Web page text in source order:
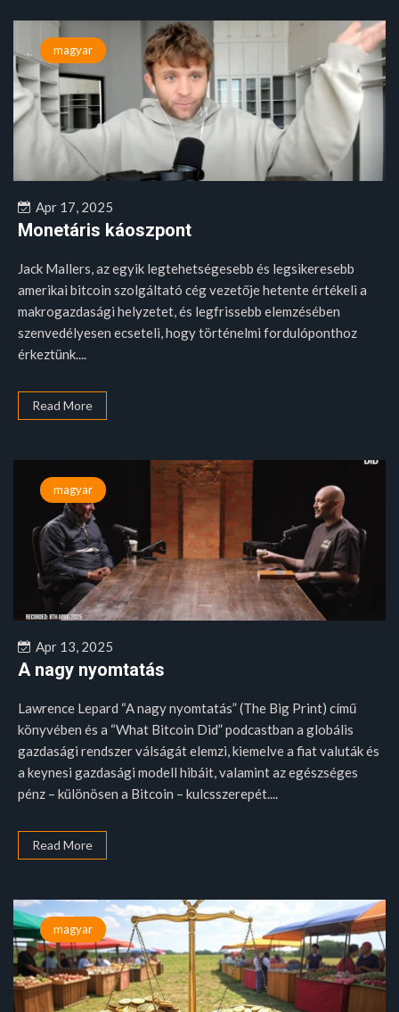
magyar
Apr 17, 2025
Monetáris káoszpont
Jack Mallers, az egyik legtehetségesebb és legsikeresebb
amerikai bitcoin szolgáltató cég vezetője hetente értékeli a
makrogazdasági helyzetet, és legfrissebb elemzésében
szenvedélyesen ecseteli, hogy történelmi fordulóponthoz
érkeztünk....
Read More
magyar
Apr 13, 2025
A nagy nyomtatás
Lawrence Lepard “A nagy nyomtatás” (The Big Print) című
könyvében és a “What Bitcoin Did” podcastban a globális
gazdasági rendszer válságát elemzi, kiemelve a fiat valuták és
a keynesi gazdasági modell hibáit, valamint az egészséges
pénz – különösen a Bitcoin – kulcsszerepét....
Read More
magyar